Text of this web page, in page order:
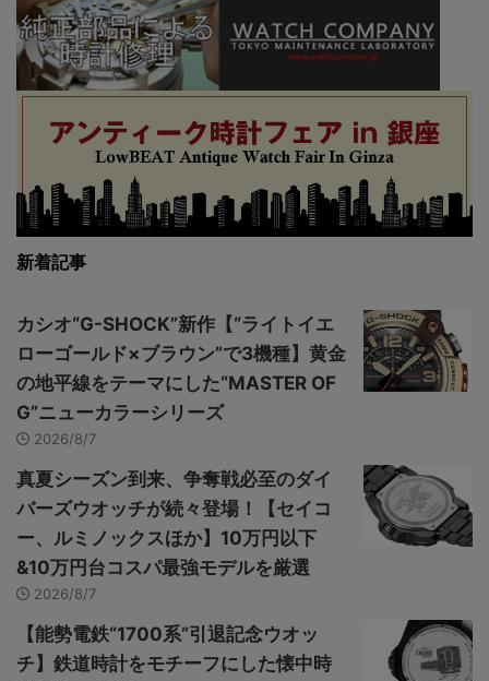
新着記事
カシオ“G-SHOCK”新作【“ライトイエ
ローゴールド×ブラウン”で3機種】黄金
の地平線をテーマにした“MASTER OF
G”ニューカラーシリーズ
2026/8/7
真夏シーズン到来、争奪戦必至のダイ
バーズウオッチが続々登場！【セイコ
ー、ルミノックスほか】10万円以下
&10万円台コスパ最強モデルを厳選
2026/8/7
【能勢電鉄“1700系”引退記念ウオッ
チ】鉄道時計をモチーフにした懐中時